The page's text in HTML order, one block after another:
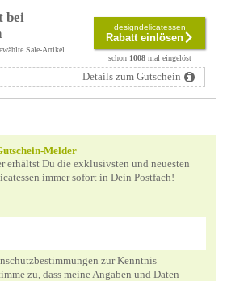
bei
Sale-Artikel
designdelicatessen
Rabatt einlösen
schon 1008mal eingelöst
Details zum Gutschein
Melder
erhältst Du die exklusivsten und neuesten
immer sofort in Dein Postfach!
zur Kenntnis
zu, dass meine Angaben und Daten